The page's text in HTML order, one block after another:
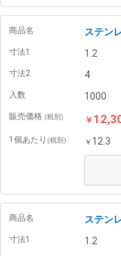
商品名 ステン
寸法1 1.2
寸法2 4
入数 1000
販売価格 (税別) ￥
1個あたり (税別) ￥ 12.3
商品名 ステン
寸法1 1.2